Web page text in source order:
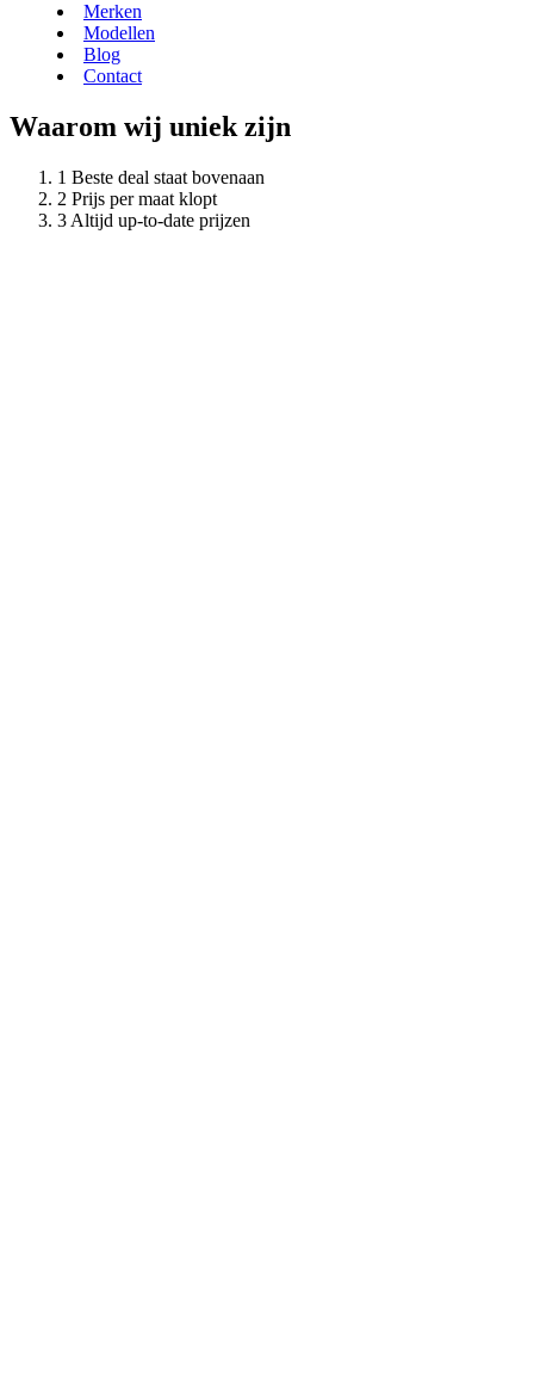
Merken
Modellen
Blog
Contact
Waarom wij uniek zijn
Beste deal staat bovenaan
Prijs per maat klopt
Altijd up-to-date prijzen